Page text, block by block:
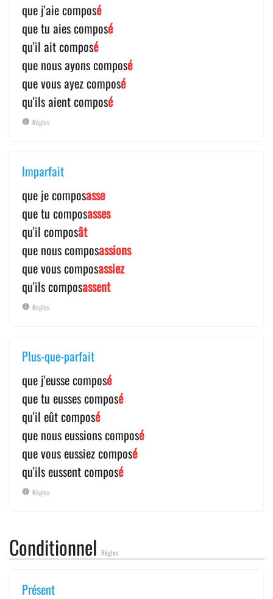
que j'aie composé
que tu aies composé
qu'il ait composé
que nous ayons composé
que vous ayez composé
qu'ils aient composé
Règles
Imparfait
que je composasse
que tu composasses
qu'il composât
que nous composassions
que vous composassiez
qu'ils composassent
Règles
Plus-que-parfait
que j'eusse composé
que tu eusses composé
qu'il eût composé
que nous eussions composé
que vous eussiez composé
qu'ils eussent composé
Règles
Conditionnel Règles
Présent